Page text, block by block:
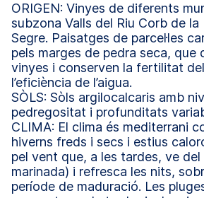
ORIGEN: Vinyes de diferents
subzona Valls del Riu Corb de
Segre. Paisatges de parcel·les
pels marges de pedra seca, que
vinyes i conserven la fertilitat
l’eficiència de l’aigua.
SÒLS: Sòls argilocalcaris amb
pedregositat i profunditats
CLIMA: El clima és mediterrani
hiverns freds i secs i estius
pel vent que, a les tardes, ve del
marinada) i refresca les nits,
període de maduració. Les